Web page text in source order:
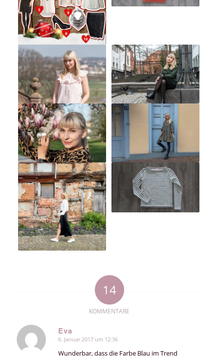
14
KOMMENTARE
Eva
sagte:
6. Januar 2017 um 12:36
Wunderbar, dass die Farbe Blau im Trend